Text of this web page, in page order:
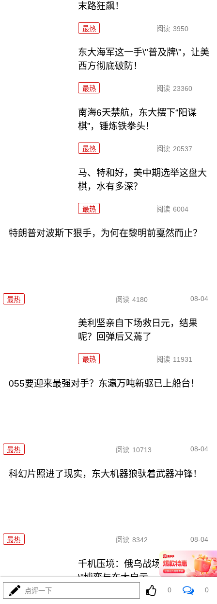
末路狂飙！
最热 阅读 3950
东大海军这一手\"普及牌\"，让美
西方彻底破防！
最热 阅读 23360
南海6天禁航，东大摆下“阳谋
棋”，锤炼铁拳头！
最热 阅读 20537
马、特和好，美中期选举这盘大
棋，水有多深？
最热 阅读 6004
特朗普对波斯下狠手，为何在黎明前戛然而止？
最热 阅读 4180 08-04
美利坚亲自下场救日元，结果
呢？回弹后又蔫了
最热 阅读 11931
055要迎来最强对手？东瀛万吨新驱已上船台！
最热 阅读 10713 08-04
科幻片照进了现实，东大机器狼驮着武器冲锋！
最热 阅读 8342 08-04
千机压境：俄乌战场上的\"蜂群
\"博弈与东大启示
最热
点评一下 0 0